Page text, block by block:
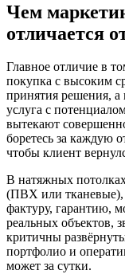
Чем
отличается
Главное отличие в
покупка с высоким
принятия решения,
услуга с
вытекают
боретесь за каждую
чтобы клиент
В натяжных
(ПВХ или тканевые),
фактуру, гарантию,
реальных объектов,
критичны
портфолио и
может за сутки.